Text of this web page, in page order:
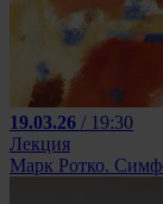
19.03.26 / 19:30
Лекция
Марк Ротко.